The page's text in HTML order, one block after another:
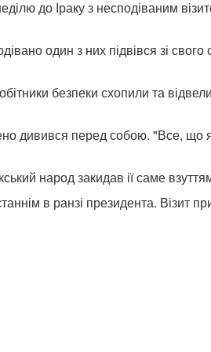
до Іраку з несподіваним
один з них підвівся зі свого
безпеки схопили та
дивився перед собою. "Все, що
народ закидав ії саме
в ранзі президента. Візит